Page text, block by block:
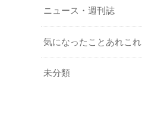
ニュース・週刊誌
気になったことあれこれ
未分類